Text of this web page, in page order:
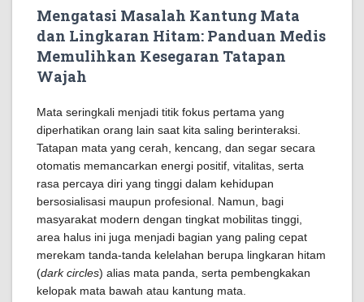
Mengatasi Masalah Kantung Mata
dan Lingkaran Hitam: Panduan Medis
Memulihkan Kesegaran Tatapan
Wajah
Mata seringkali menjadi titik fokus pertama yang
diperhatikan orang lain saat kita saling berinteraksi.
Tatapan mata yang cerah, kencang, dan segar secara
otomatis memancarkan energi positif, vitalitas, serta
rasa percaya diri yang tinggi dalam kehidupan
bersosialisasi maupun profesional. Namun, bagi
masyarakat modern dengan tingkat mobilitas tinggi,
area halus ini juga menjadi bagian yang paling cepat
merekam tanda-tanda kelelahan berupa lingkaran hitam
(dark circles) alias mata panda, serta pembengkakan
kelopak mata bawah atau kantung mata.